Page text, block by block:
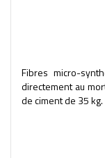
Fibres micro-
directement au
de ciment de 35 kg.